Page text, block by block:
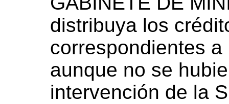
distribuya los
correspondientes
aunque no se
intervención de la